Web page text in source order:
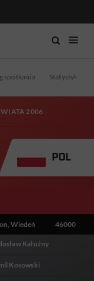
spotkania Statystyki
2006
POL
Wiedeń 46000
Kałużny
Kosowski